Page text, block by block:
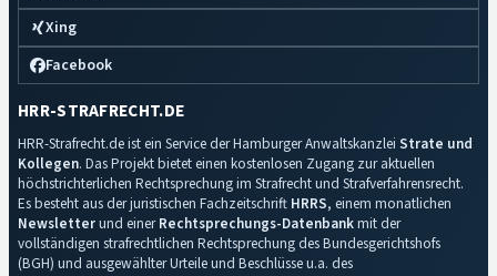
Xing
Facebook
HRR-STRAFRECHT.DE
HRR-Strafrecht.de ist ein Service der Hamburger Anwaltskanzlei Strate und
Kollegen. Das Projekt bietet einen kostenlosen Zugang zur aktuellen
höchstrichterlichen Rechtsprechung im Strafrecht und Strafverfahrensrecht.
Es besteht aus der juristischen Fachzeitschrift HRRS, einem monatlichen
Newsletterund einerRechtsprechungs-Datenbankmit der
vollständigen strafrechtlichen Rechtsprechung des Bundesgerichtshofs
(BGH) und ausgewählter Urteile und Beschlüsse u.a. des